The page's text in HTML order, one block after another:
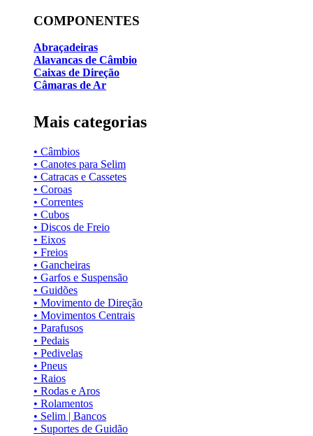
COMPONENTES
Abraçadeiras
Alavancas de Câmbio
Caixas de Direção
Câmaras de Ar
Mais categorias
• Câmbios
• Canotes para Selim
• Catracas e Cassetes
• Coroas
• Correntes
• Cubos
• Discos de Freio
• Eixos
• Freios
• Gancheiras
• Garfos e Suspensão
• Guidões
• Movimento de Direção
• Movimentos Centrais
• Parafusos
• Pedais
• Pedivelas
• Pneus
• Raios
• Rodas e Aros
• Rolamentos
• Selim | Bancos
• Suportes de Guidão